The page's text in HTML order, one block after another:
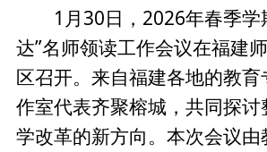
1月30日，2026年春季学
达”名师领读工作会议在福建
区召开。来自福建各地的教
作室代表齐聚榕城，共同探
学改革的新方向。本次会议